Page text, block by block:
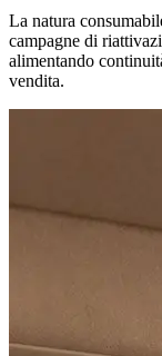
La natura
campagne di
alimentando
vendita.